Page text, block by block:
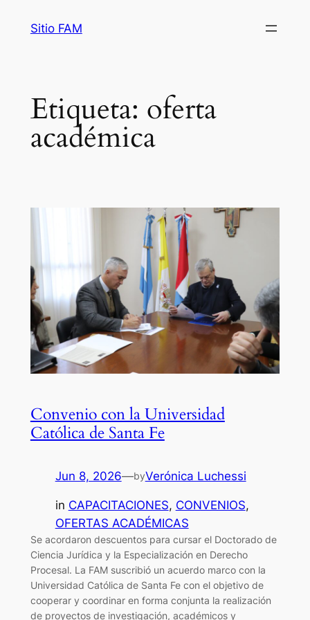
Sitio FAM
Etiqueta: oferta
académica
Convenio con la Universidad
Católica de Santa Fe
Jun 8, 2026—byVerónica Luchessi
in CAPACITACIONES, CONVENIOS
OFERTAS ACADÉMICAS
Se acordaron descuentos para cursar el Doctorado de
Ciencia Jurídica y la Especialización en Derecho
Procesal. La FAM suscribió un acuerdo marco con la
Universidad Católica de Santa Fe con el objetivo de
cooperar y coordinar en forma conjunta la realización
de proyectos de investigación, académicos y